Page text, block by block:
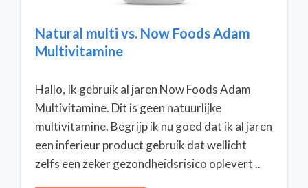
Natural multi vs. Now Foods Adam
Multivitamine
Hallo, Ik gebruik al jaren Now Foods Adam
Multivitamine. Dit is geen natuurlijke
multivitamine. Begrijp ik nu goed dat ik al jaren
een inferieur product gebruik dat wellicht
zelfs een zeker gezondheidsrisico oplevert ..